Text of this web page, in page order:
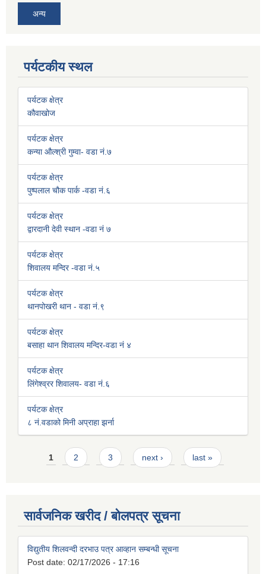
अन्य
पर्यटकीय स्थल
पर्यटक क्षेत्र
कौवाखोज
पर्यटक क्षेत्र
कन्या औल्श्री गुम्वा- वडा नं.७
पर्यटक क्षेत्र
पुष्पलाल चौक पार्क -वडा नं.६
पर्यटक क्षेत्र
द्वारदानी देवी स्थान -वडा नं ७
पर्यटक क्षेत्र
शिवालय मन्दिर -वडा नं.५
पर्यटक क्षेत्र
थानपोखरी थान - वडा नं.९
पर्यटक क्षेत्र
बसाहा थान शिवालय मन्दिर-वडा नं ४
पर्यटक क्षेत्र
लिंगेश्व्रर शिवालय- वडा नं.६
पर्यटक क्षेत्र
८ नं.वडाको मिनी अप्राहा झर्ना
Pages
1 2 3 next › last »
सार्वजनिक खरीद / बोलपत्र सूचना
विद्युतीय शिलवन्दी दरभाउ पत्र आव्हान सम्बन्धी सूचना
Post date: 02/17/2026 - 17:16